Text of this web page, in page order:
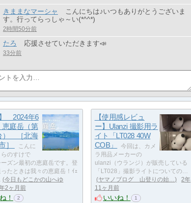
きままなマーシャ
こんにちは♪いつもありがとうございま
す。行ってらっしゃ～い(*^^*)
2時間50分前
たろ 応援させていただきます📣
33分前
】 2024年6
庭岳（第
） ［北海
］
こんに
のすけで
ズン最初の恵庭岳です。登
ったときは我々の恵庭岳！ｲｪ
今日もどこかの山へゆ
2ヶ月前
！ 2
【使用感レビュ
ー】Ulanzi 撮影用ラ
イト「LT028 40W
COB」
今回は、カメ
ラ用品メーカーの
ulanzi（ウランジ）が販売している
「LT028」撮影ライトについての…
ヤマノブログ 山登りの始…
2年
11ヶ月前
いいね！ 1